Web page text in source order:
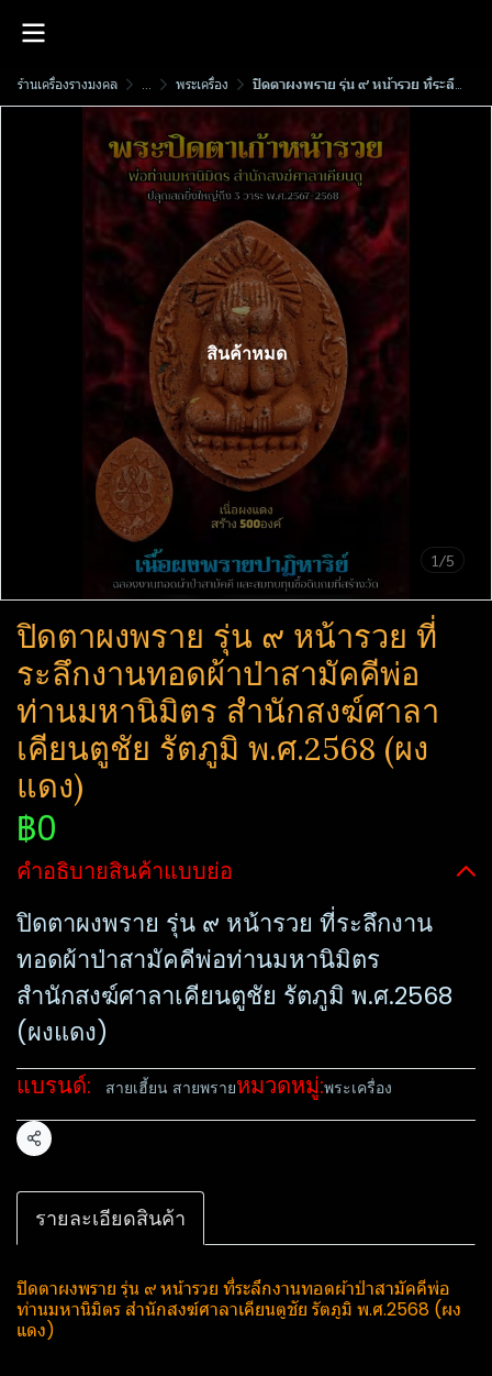
ร้านเครื่องรางมงคล ... พระเครื่อง ปิดตาผงพราย รุ่น ๙ หน้ารวย ที่ระลึก​งานทอดผ้าป่าสามัคคี​พ่อท่านมหานิ​มิตร​ สำนักสงฆ์​ศาลา​เคียน​ตู​ชัย​ รัตภูมิ​ พ.ศ.2568 (ผงแดง)
1/5
สินค้าหมด
ปิดตาผงพราย รุ่น ๙ หน้ารวย ที่
ระลึก​งานทอดผ้าป่าสามัคคี​พ่อ
ท่านมหานิ​มิตร​ สำนักสงฆ์​ศาลา​
เคียน​ตู​ชัย​ รัตภูมิ​ พ.ศ.2568 (ผง
แดง)
฿0
คำอธิบายสินค้าแบบย่อ
ปิดตาผงพราย รุ่น ๙ หน้ารวย ที่ระลึก​งาน
ทอดผ้าป่าสามัคคี​พ่อท่านมหานิ​มิตร​
สำนักสงฆ์​ศาลา​เคียน​ตู​ชัย​ รัตภูมิ​ พ.ศ.2568
(ผงแดง)
แบรนด์: สายเฮี้ยน สายพรายหมวดหมู่:พระเครื่อง
แชร์
รายละเอียดสินค้า
ปิดตาผงพราย รุ่น ๙ หน้ารวย ที่ระลึก​งานทอดผ้าป่าสามัคคี​พ่อ
ท่านมหานิ​มิตร​ สำนักสงฆ์​ศาลา​เคียน​ตู​ชัย​ รัตภูมิ​ พ.ศ.2568 (ผง
แดง)